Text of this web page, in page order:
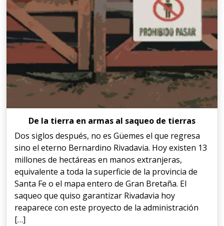
De la tierra en armas al saqueo de tierras
Dos siglos después, no es Güemes el que regresa
sino el eterno Bernardino Rivadavia. Hoy existen 13
millones de hectáreas en manos extranjeras,
equivalente a toda la superficie de la provincia de
Santa Fe o el mapa entero de Gran Bretaña. El
saqueo que quiso garantizar Rivadavia hoy
reaparece con este proyecto de la administración
[…]